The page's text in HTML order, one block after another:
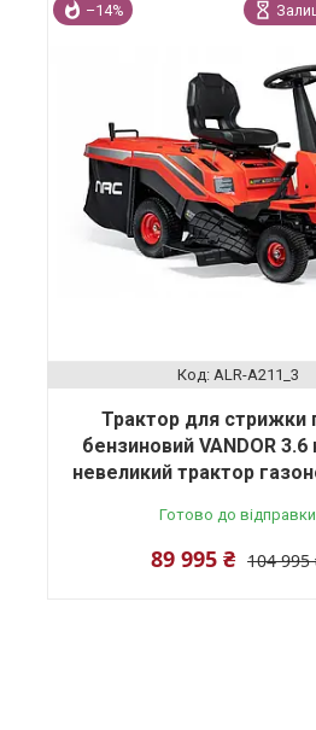
–14%
ALR-A211_3
Трактор для стрижки
бензиновий VANDOR 3.6
невеликий трактор
Готово до відправки
104 995
89 995 ₴